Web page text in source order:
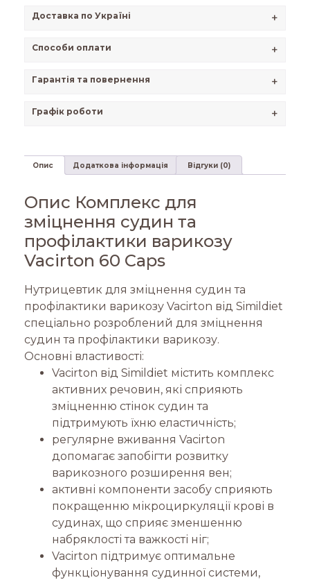
Доставка по Україні +
Способи оплати +
Гарантія та повернення +
Графік роботи +
Опис Додаткова інформація Відгуки (0)
Опис Комплекс для
зміцнення судин та
профілактики варикозу
Vacirton 60 Caps
Нутрицевтик для зміцнення судин та
профілактики варикозу Vacirton від Simildiet
спеціально розроблений для зміцнення
судин та профілактики варикозу.
Основні властивості:
Vacirton від Simildiet містить комплекс
активних речовин, які сприяють
зміцненню стінок судин та
підтримують їхню еластичність;
регулярне вживання Vacirton
допомагає запобігти розвитку
варикозного розширення вен;
активні компоненти засобу сприяють
покращенню мікроциркуляції крові в
судинах, що сприяє зменшенню
набряклості та важкості ніг;
Vacirton підтримує оптимальне
функціонування судинної системи,